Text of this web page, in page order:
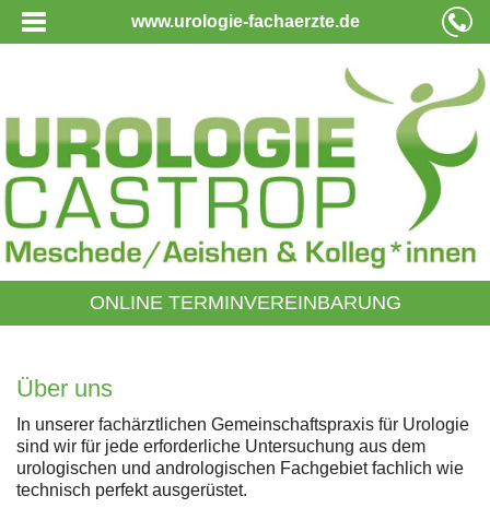
www.urologie-fachaerzte.de
ONLINE TERMINVEREINBARUNG
Über uns
In unserer fachärztlichen Gemeinschaftspraxis für Urologie
sind wir für jede erforderliche Untersuchung aus dem
urologischen und andrologischen Fachgebiet fachlich wie
technisch perfekt ausgerüstet.